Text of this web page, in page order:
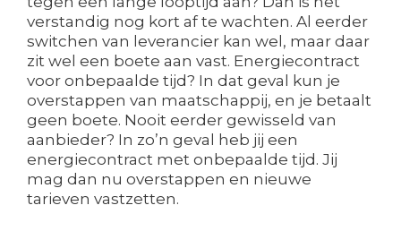
verstandig nog kort af te wachten. Al eerder
switchen van leverancier kan wel, maar daar
zit wel een boete aan vast. Energiecontract
voor onbepaalde tijd? In dat geval kun je
overstappen van maatschappij, en je betaalt
geen boete. Nooit eerder gewisseld van
aanbieder? In zo’n geval heb jij een
energiecontract met onbepaalde tijd. Jij
mag dan nu overstappen en nieuwe
tarieven vastzetten.